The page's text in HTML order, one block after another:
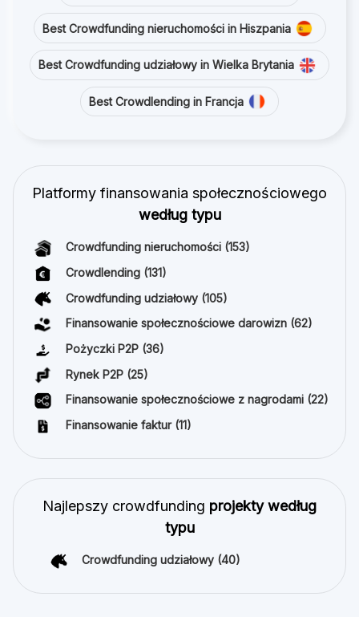
Best Crowdfunding nieruchomości in Hiszpania
Best Crowdfunding udziałowy in Wielka Brytania
Best Crowdlending in Francja
Platformy finansowania społecznościowego
według typu
Crowdfunding nieruchomości (153)
Crowdlending (131)
Crowdfunding udziałowy (105)
Finansowanie społecznościowe darowizn (62)
Pożyczki P2P (36)
Rynek P2P (25)
Finansowanie społecznościowe z nagrodami (22)
Finansowanie faktur (11)
Najlepszy crowdfunding projekty według
typu
Crowdfunding udziałowy (40)